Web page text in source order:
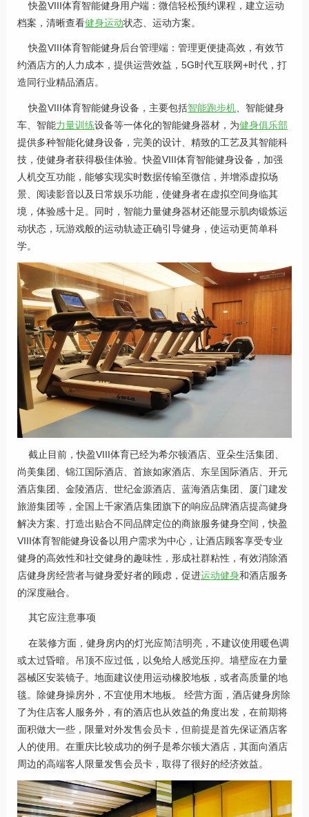
快盈VIII体育智能健身用户端：微信轻松预约课程，建立运动
档案，清晰查看健身运动状态、运动方案。
快盈VIII体育智能健身后台管理端：管理更便捷高效，有效节
约酒店方的人力成本，提供运营效益，5G时代互联网+时代，打
造同行业精品酒店。
快盈VIII体育智能健身设备，主要包括智能跑步机 、智能健身
车、智能力量训练设备等一体化的智能健身器材，为健身俱乐部
提供多种智能化健身设备，完美的设计、精致的工艺及其智能科
技，使健身者获得极佳体验。快盈VIII体育智能健身设备，加强
人机交互功能，能够实现实时数据传输至微信，并增添虚拟场
景、阅读影音以及日常娱乐功能，使健身者在虚拟空间身临其
境，体验感十足。同时，智能力量健身器材还能显示肌肉锻炼运
动状态，玩游戏般的运动轨迹正确引导健身，使运动更简单科
学。
截止目前，快盈VIII体育已经为希尔顿酒店、亚朵生活集团、
尚美集团、锦江国际酒店、首旅如家酒店、东呈国际酒店、开元
酒店集团、金陵酒店、世纪金源酒店、蓝海酒店集团、厦门建发
旅游集团等，全国上千家酒店集团旗下的响应品牌酒店提高健身
解决方案、打造出贴合不同品牌定位的商旅服务健身空间，快盈
VIII体育智能健身设备以用户需求为中心，让酒店顾客享受专业
健身的高效性和社交健身的趣味性，形成社群粘性，有效消除酒
店健身房经营者与健身爱好者的顾虑，促进运动健身和酒店服务
的深度融合。
其它应注意事项
在装修方面，健身房内的灯光应简洁明亮，不建议使用暖色调
或太过昏暗。吊顶不应过低，以免给人感觉压抑。墙壁应在力量
器械区安装镜子。地面建议使用运动橡胶地板，或者高质量的地
毯。除健身操房外，不宜使用木地板。 经营方面，酒店健身房除
了为住店客人服务外，有的酒店也从效益的角度出发，在前期将
面积做大一些，限量对外发售会员卡，但前提是首先保证酒店客
人的使用。在重庆比较成功的例子是希尔顿大酒店，其面向酒店
周边的高端客人限量发售会员卡，取得了很好的经济效益。